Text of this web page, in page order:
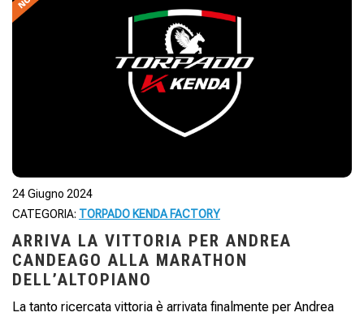
24 Giugno 2024
CATEGORIA: TORPADO KENDA FACTORY
ARRIVA LA VITTORIA PER ANDREA
CANDEAGO ALLA MARATHON
DELL’ALTOPIANO
La tanto ricercata vittoria è arrivata finalmente per Andrea